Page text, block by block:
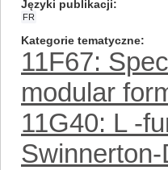
Języki publikacji
FR
Kategorie tematyczne
11F67:
modular
11G40: L -